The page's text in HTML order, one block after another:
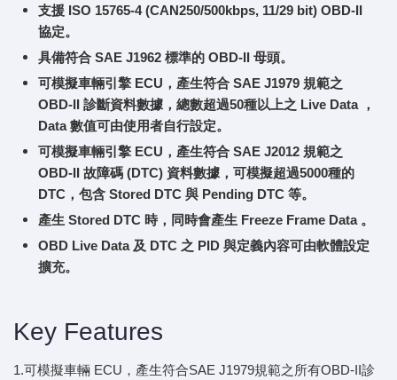
支援 ISO 15765-4 (CAN250/500kbps, 11/29 bit) OBD-II
協定。
具備符合 SAE J1962 標準的 OBD-II 母頭。
可模擬車輛引擎 ECU，產生符合 SAE J1979 規範之
OBD-II 診斷資料數據，總數超過50種以上之 Live Data ，
Data 數值可由使用者自行設定。
可模擬車輛引擎 ECU，產生符合 SAE J2012 規範之
OBD-II 故障碼 (DTC) 資料數據，可模擬超過5000種的
DTC，包含 Stored DTC 與 Pending DTC 等。
產生 Stored DTC 時，同時會產生 Freeze Frame Data 。
OBD Live Data 及 DTC 之 PID 與定義內容可由軟體設定
擴充。
Key Features
1.可模擬車輛 ECU，產生符合SAE J1979規範之所有OBD-II診